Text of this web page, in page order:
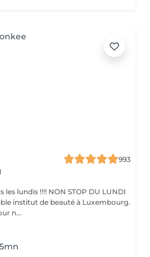
993
lundis !!!! NON STOP DU LUNDI
n...